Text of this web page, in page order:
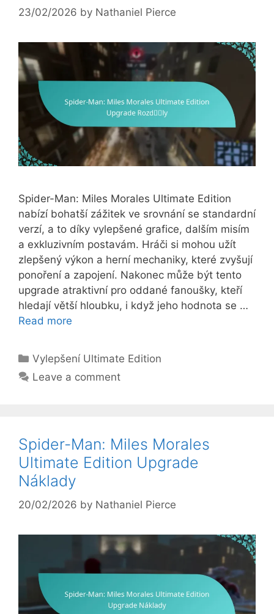
23/02/2026 by Nathaniel Pierce
Spider-Man: Miles Morales Ultimate Edition
nabízí bohatší zážitek ve srovnání se standardní
verzí, a to díky vylepšené grafice, dalším misím
a exkluzivním postavám. Hráči si mohou užít
zlepšený výkon a herní mechaniky, které zvyšují
ponoření a zapojení. Nakonec může být tento
upgrade atraktivní pro oddané fanoušky, kteří
hledají větší hloubku, i když jeho hodnota se …
Read more
Categories
Vylepšení Ultimate Edition
Leave a comment
Spider-Man: Miles Morales
Ultimate Edition Upgrade
Náklady
20/02/2026 by Nathaniel Pierce